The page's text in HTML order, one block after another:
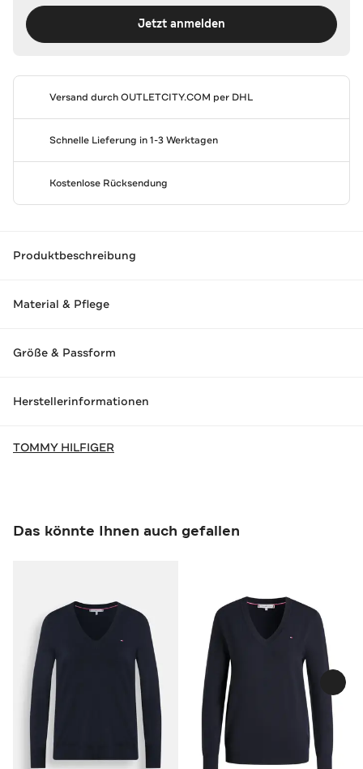
Jetzt anmelden
Versand durchOUTLETCITY.COM per DHL
Schnelle Lieferung in 1-3 Werktagen
Kostenlose Rücksendung
Produktbeschreibung
Material & Pflege
Größe & Passform
Herstellerinformationen
TOMMY HILFIGER
Das könnte Ihnen auch gefallen